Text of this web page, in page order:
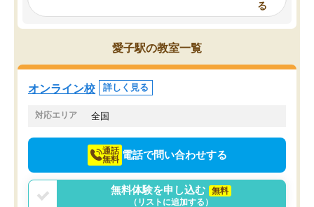
み、徐々に成績が上がったらいいなと
思っていました。何が今足りないのか
を的確に指導いただき、子どももびっ
くりするほど楽しんでやる気を持って
塾を受けています。狙い通り、少しず
つ成績も上がり、苦手意識も無くなっ
てきたので、さらに苦手な数学も追加
でお願いしました。来年の高校受験に
していました。一生を
スト、多少お金がかかっ
る
愛子駅の教室一覧
オンライン校 詳しく見る
対応エリア 全国
通話
無料 電話で問い合わせする
無料体験を申し込む
無料
（リストに追加する）